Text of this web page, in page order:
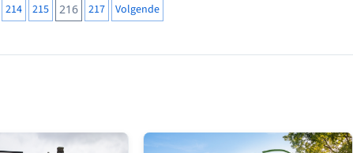
214 215 216 217 Volgende